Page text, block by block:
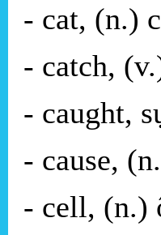
- cat, (n.)
- catch,
- caught,
- cause,
- cell, (n.)